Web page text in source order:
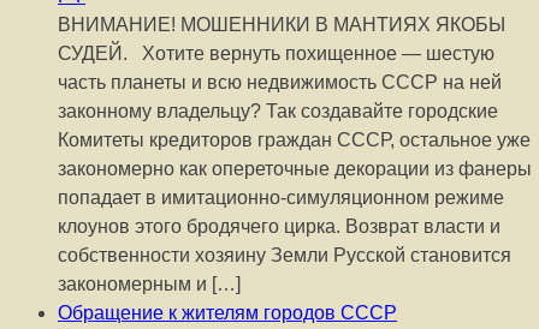
ВНИМАНИЕ! МОШЕННИКИ В МАНТИЯХ ЯКОБЫ
СУДЕЙ. Хотите вернуть похищенное — шестую
часть планеты и всю недвижимость СССР на ней
законному владельцу? Так создавайте городские
Комитеты кредиторов граждан СССР, остальное уже
закономерно как опереточные декорации из фанеры
попадает в имитационно-симуляционном режиме
клоунов этого бродячего цирка. Возврат власти и
собственности хозяину Земли Русской становится
закономерным и […]
Обращение к жителям городов СССР